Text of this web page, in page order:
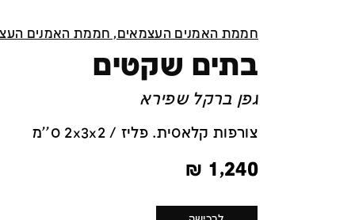
חממת האמנים העצמאים, חממת האמנים
בתים שקטים
גפן ברקל שפירא
צורפות קלאסית. פליז / 2x3x2 ס''מ
1,240
₪